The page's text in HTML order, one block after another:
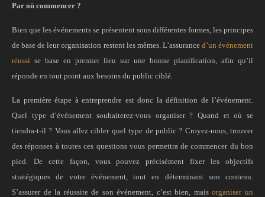
Par où commencer ?
Bien que les événements se présentent sous différentes formes, les principes
de base de leur organisation restent les mêmes. L’assurance d’un événement
réussi se base en premier lieu sur une bonne planification, afin qu’il
réponde en tout point aux besoins du public ciblé.
La première étape à entreprendre est donc la définition de l’événement.
Quel type d’événement souhaiterez-vous organiser ? Quand et où se
tiendra-t-il ? Vous allez cibler quel type de public ? Croyez-nous, trouver
des réponses à toutes ces questions vous permettra de commencer du bon
pied. De cette façon, vous pouvez précisément fixer les objectifs
stratégiques de votre événement, tout en déterminant son contenu.
S’assurer de la réussite de son événement, c’est bien, maisorganiser un